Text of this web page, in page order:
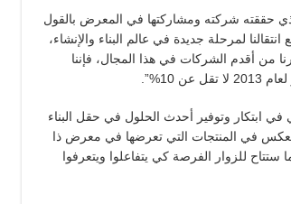
حققته شركته ومشاركتها في المعرض بالقول
لمرحلة جديدة في عالم البناء والإنشاء،
وباعتبارنا من أقدم الشركات في هذا المجال، فإننا
ابتكار وتوفير أحدث الحلول في حقل البناء
ينعكس في المنتجات التي تعرضها في معرض ذا
ستتاح للزوار الفرصة كي يتفاعلوا ويتعرفوا